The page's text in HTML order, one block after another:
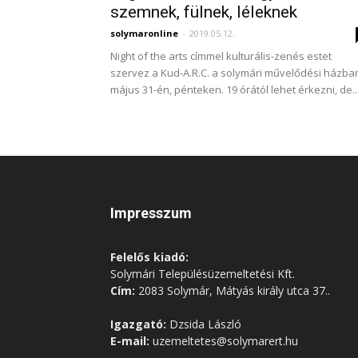
szemnek, fülnek, léleknek
solymaronline - 2019.05.12.
Night of the arts címmel kulturális-zenés estet
szervez a Kud-A.R.C. a solymári művelődési
május 31-én, pénteken. 19 órától lehet érkezni, de...
Impresszum
Felelős kiadó:
Solymári Településüzemeltetési Kft.
Cím: 2083 Solymár, Mátyás király utca 37..
Igazgató: Dzsida László
E-mail: uzemeltetes@solymarert.hu